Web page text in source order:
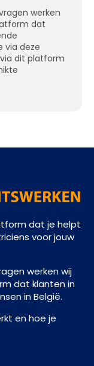
werken
dat
via deze
dit platform
dat je helpt
voor jouw
werken wij
dat klanten in
in België.
en hoe je